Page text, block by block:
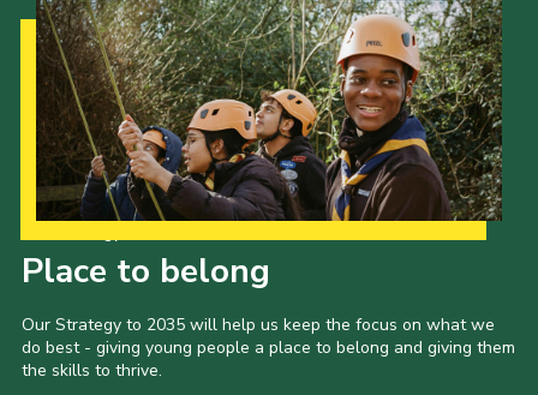
Place to belong
Our Strategy to 2035 will help us keep the focus on what we
do best - giving young people a place to belong and giving them
the skills to thrive.